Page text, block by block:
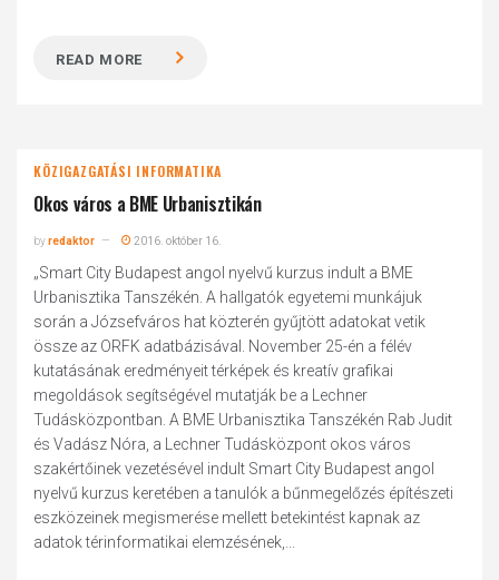
READ MORE
KÖZIGAZGATÁSI INFORMATIKA
Okos város a BME Urbanisztikán
byredaktor 2016. október 16.
„Smart City Budapest angol nyelvű kurzus indult a BME
Urbanisztika Tanszékén. A hallgatók egyetemi munkájuk
során a Józsefváros hat közterén gyűjtött adatokat vetik
össze az ORFK adatbázisával. November 25-én a félév
kutatásának eredményeit térképek és kreatív grafikai
megoldások segítségével mutatják be a Lechner
Tudásközpontban. A BME Urbanisztika Tanszékén Rab Judit
és Vadász Nóra, a Lechner Tudásközpont okos város
szakértőinek vezetésével indult Smart City Budapest angol
nyelvű kurzus keretében a tanulók a bűnmegelőzés építészeti
eszközeinek megismerése mellett betekintést kapnak az
adatok térinformatikai elemzésének,...